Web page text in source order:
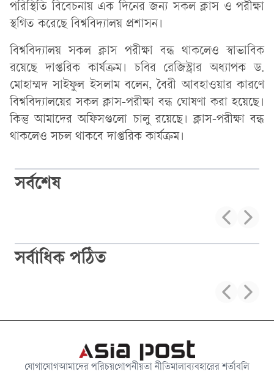
পরিস্থিতি বিবেচনায় এক দিনের জন্য সকল ক্লাস ও পরীক্ষা
স্থগিত করেছে বিশ্ববিদ্যালয় প্রশাসন।
বিশ্ববিদ্যালয় সকল ক্লাস পরীক্ষা বন্ধ থাকলেও স্বাভাবিক
রয়েছে দাপ্তরিক কার্যক্রম। চবির রেজিস্ট্রার অধ্যাপক ড.
মোহাম্মদ সাইফুল ইসলাম বলেন, বৈরী আবহাওয়ার কারণে
বিশ্ববিদ্যালয়ের সকল ক্লাস-পরীক্ষা বন্ধ ঘোষণা করা হয়েছে।
কিন্তু আমাদের অফিসগুলো চালু রয়েছে। ক্লাস-পরীক্ষা বন্ধ
থাকলেও সচল থাকবে দাপ্তরিক কার্যক্রম।
সর্বশেষ
সর্বাধিক পঠিত
যোগাযোগআমাদের পরিচয়গোপনীয়তা নীতিমালাব্যবহারের শর্তাবলি